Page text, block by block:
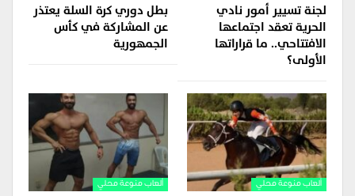
لجنة تسيير أمور نادي
الحرية تعقد اجتماعها
الافتتاحي.. ما قراراتها
الأولى؟
بطل دوري كرة السلة يعتذر
عن المشاركة في كأس
الجمهورية
ألعاب منوعة محلي ألعاب منوعة محلي